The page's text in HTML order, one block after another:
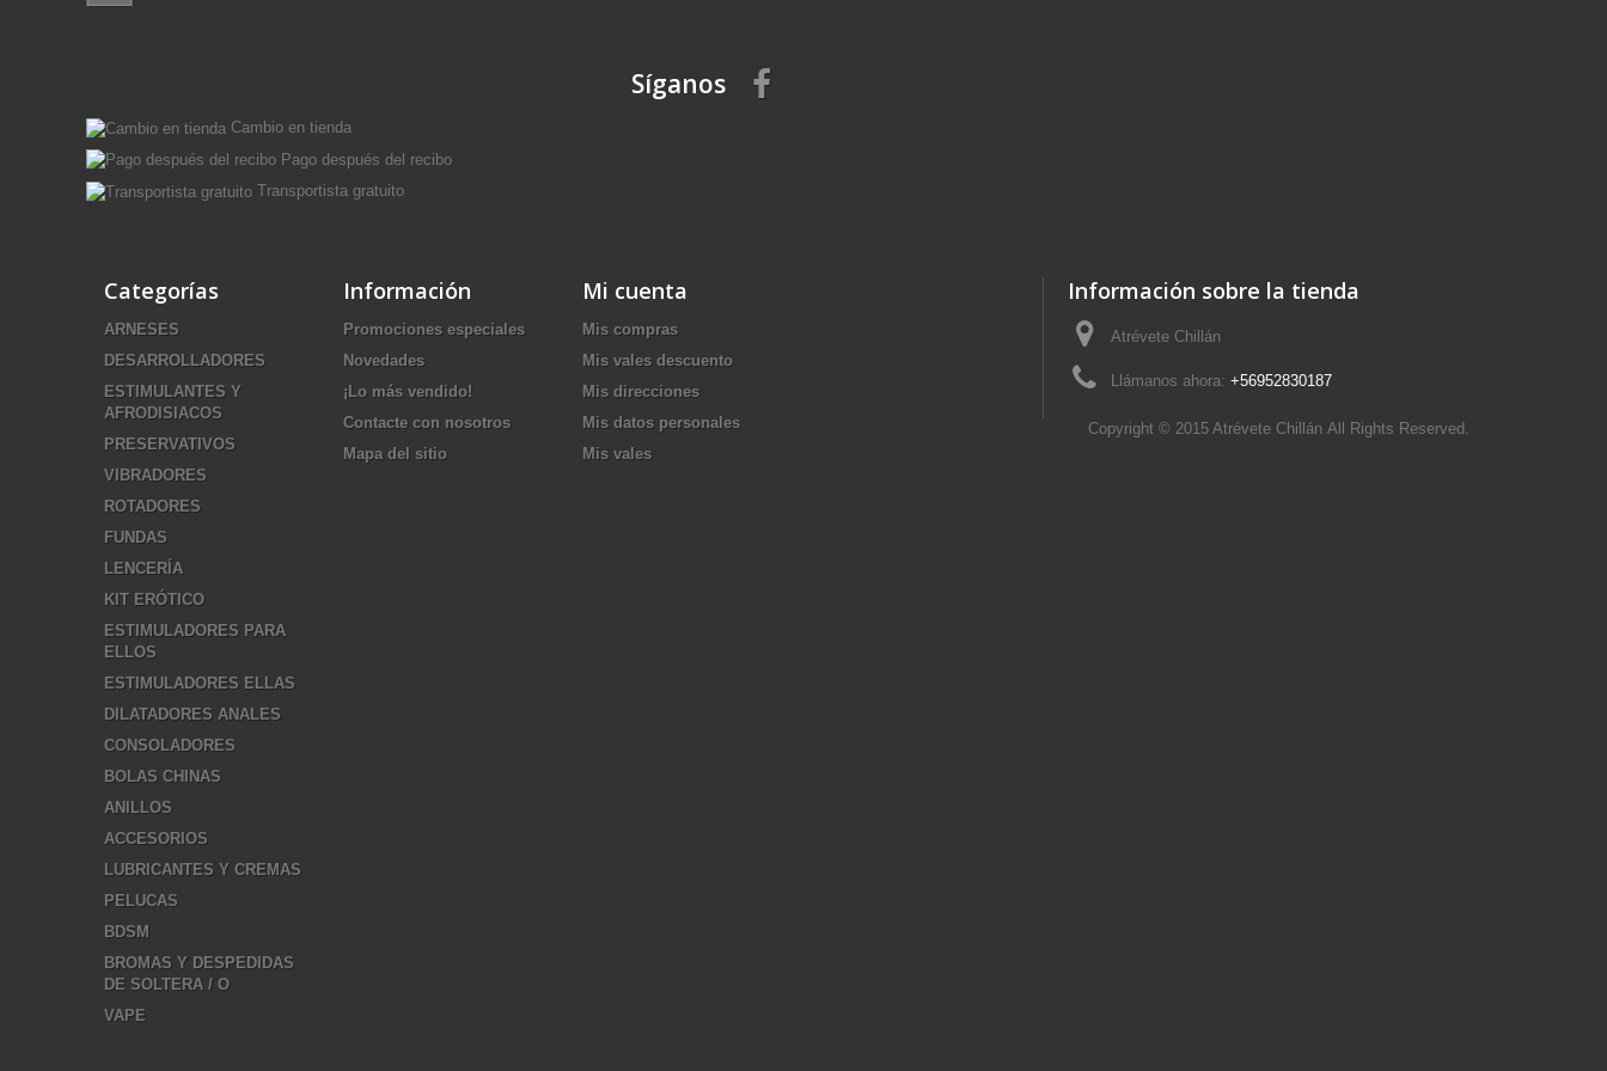
Síganos
Cambio en tienda
Pago después del recibo
Transportista gratuito
Categorías
ARNESES
DESARROLLADORES
ESTIMULANTES Y
AFRODISIACOS
PRESERVATIVOS
VIBRADORES
ROTADORES
FUNDAS
LENCERÍA
KIT ERÓTICO
ESTIMULADORES PARA
ELLOS
ESTIMULADORES ELLAS
DILATADORES ANALES
CONSOLADORES
BOLAS CHINAS
ANILLOS
ACCESORIOS
LUBRICANTES Y CREMAS
PELUCAS
BDSM
BROMAS Y DESPEDIDAS
DE SOLTERA / O
VAPE
Información
Promociones especiales
Novedades
¡Lo más vendido!
Contacte con nosotros
Mapa del sitio
Mi cuenta
Mis compras
Mis vales descuento
Mis direcciones
Mis datos personales
Mis vales
Información sobre la tienda
Atrévete Chillán
Llámanos ahora: +56952830187
Copyright © 2015Atrévete Chillán All Rights Reserved.